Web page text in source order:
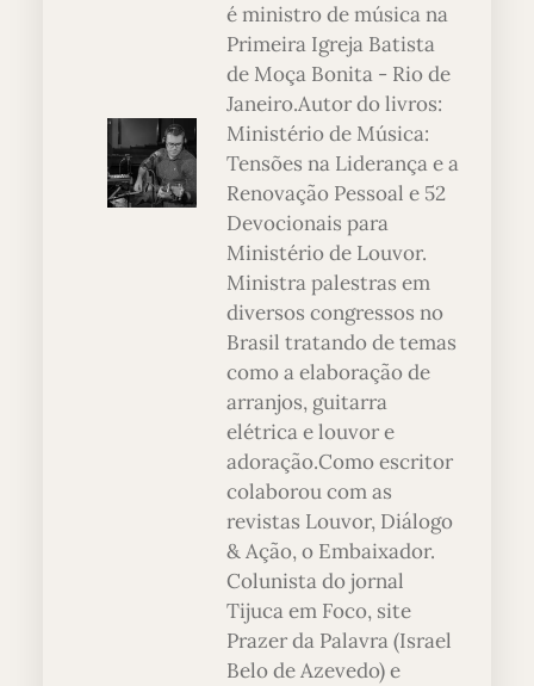
é ministro de música na
Primeira Igreja Batista
de Moça Bonita - Rio de
Janeiro.Autor do livros:
Ministério de Música:
Tensões na Liderança e a
Renovação Pessoal e 52
Devocionais para
Ministério de Louvor.
Ministra palestras em
diversos congressos no
Brasil tratando de temas
como a elaboração de
arranjos, guitarra
elétrica e louvor e
adoração.Como escritor
colaborou com as
revistas Louvor, Diálogo
& Ação, o Embaixador.
Colunista do jornal
Tijuca em Foco, site
Prazer da Palavra (Israel
Belo de Azevedo) e